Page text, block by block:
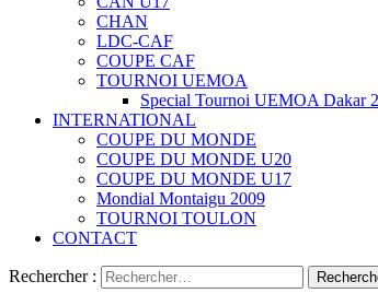
CHAN
LDC-CAF
COUPE CAF
TOURNOI UEMOA
Special Tournoi UEMOA Dakar
INTERNATIONAL
COUPE DU MONDE
COUPE DU MONDE U20
COUPE DU MONDE U17
Mondial Montaigu 2009
TOURNOI TOULON
CONTACT
Rechercher :